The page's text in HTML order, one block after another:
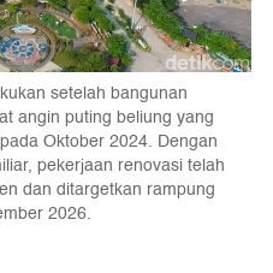
setelah bangunan
angin puting beliung yang
Oktober 2024. Dengan
pekerjaan renovasi telah
dan ditargetkan rampung
2026.